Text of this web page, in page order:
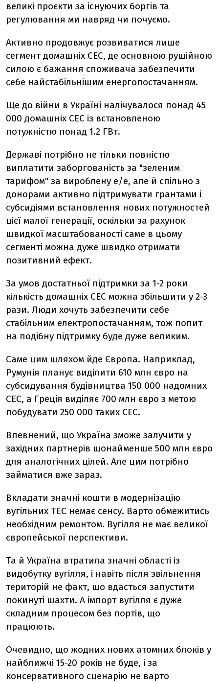
великі проєкти за існуючих боргів та
регулювання ми навряд чи почуємо.
Активно продовжує розвиватися лише
сегмент домашніх СЕС, де основною рушійною
силою є бажання споживача забезпечити
себе найстабільнішим енергопостачанням.
Ще до війни в Україні налічувалося понад 45
000 домашніх СЕС із встановленою
потужністю понад 1.2 ГВт.
Державі потрібно не тільки повністю
виплатити заборгованість за "зеленим
тарифом" за вироблену е/е, але й спільно з
донорами активно підтримувати грантами і
субсидіями встановлення нових потужностей
цієї малої генерації, оскільки за рахунок
швидкої масштабованості саме в цьому
сегменті можна дуже швидко отримати
позитивний ефект.
За умов достатньої підтримки за 1-2 роки
кількість домашніх СЕС можна збільшити у 2-3
рази. Люди хочуть забезпечити себе
стабільним електропостачанням, тож попит
на подібну підтримку буде дуже великим.
Саме цим шляхом йде Європа. Наприклад,
Румунія планує виділити 610 млн євро на
субсидування будівництва 150 000 надомних
СЕС, а Греція виділяє 700 млн євро з метою
побудувати 250 000 таких СЕС.
Впевнений, що Україна зможе залучити у
західних партнерів щонайменше 500 млн євро
для аналогічних цілей. Але цим потрібно
займатися вже зараз.
Вкладати значні кошти в модернізацію
вугільних ТЕС немає сенсу. Варто обмежитись
необхідним ремонтом. Вугілля не має великої
європейської перспективи.
Та й Україна втратила значні області із
видобутку вугілля, і навіть після звільнення
територій не факт, що вдасться запустити
покинуті шахти. А імпорт вугілля є дуже
складним процесом без портів, що
працюють.
Очевидно, що жодних нових атомних блоків у
найближчі 15-20 років не буде, і за
консервативного сценарію не варто